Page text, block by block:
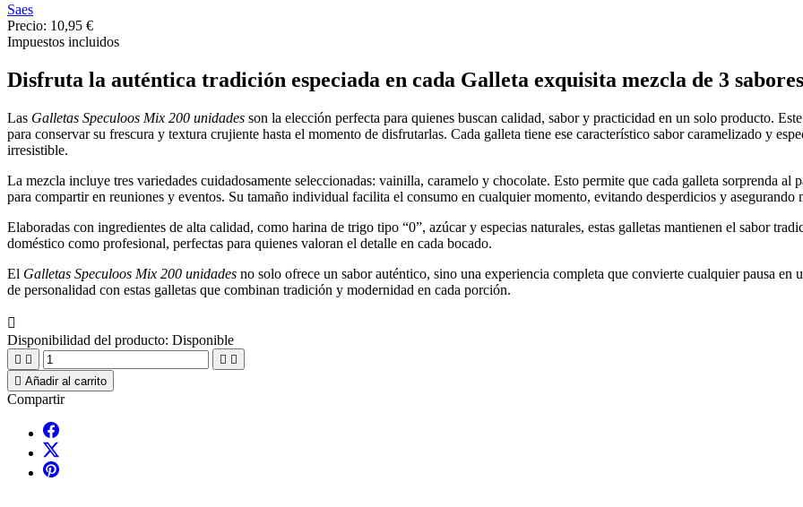
Saes
Precio: 10,95 €
Impuestos incluidos
Disfruta la auténtica tradición especiada en cada Galleta exquisita mezcla de 3
Las Galletas Speculoos Mix 200 unidades son la elección perfecta para quienes buscan calidad, sabor y practicidad en un solo producto.
para conservar su frescura y textura crujiente hasta el momento de disfrutarlas. Cada galleta tiene ese característico sabor caramelizado y
irresistible.
La mezcla incluye tres variedades cuidadosamente seleccionadas: vainilla, caramelo y chocolate. Esto permite que cada galleta sorprenda
para compartir en reuniones y eventos. Su tamaño individual facilita el consumo en cualquier momento, evitando desperdicios y asegurando
Elaboradas con ingredientes de alta calidad, como harina de trigo tipo “0”, azúcar y especias naturales, estas galletas mantienen el sabor
doméstico como profesional, perfectas para quienes valoran el detalle en cada bocado.
El Galletas Speculoos Mix 200 unidades no solo ofrece un sabor auténtico, sino una experiencia completa que convierte cualquier pausa
de personalidad con estas galletas que combinan tradición y modernidad en cada porción.

Disponibilidad del producto: Disponible
   
 Añadir al carrito
Compartir